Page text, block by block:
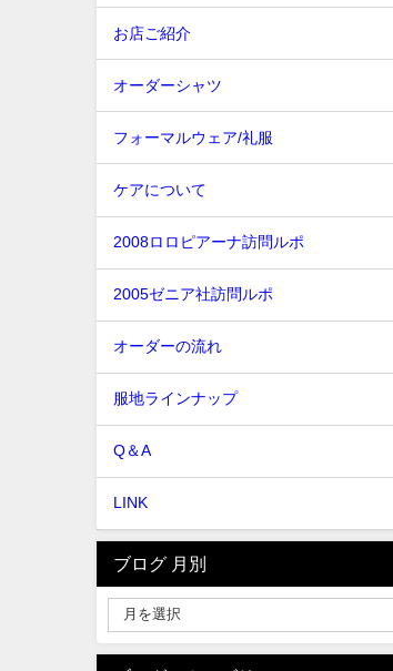
お店ご紹介
オーダーシャツ
フォーマルウェア/礼服
ケアについて
2008ロロピアーナ訪問ルポ
2005ゼニア社訪問ルポ
オーダーの流れ
服地ラインナップ
Q＆A
LINK
ブログ 月別